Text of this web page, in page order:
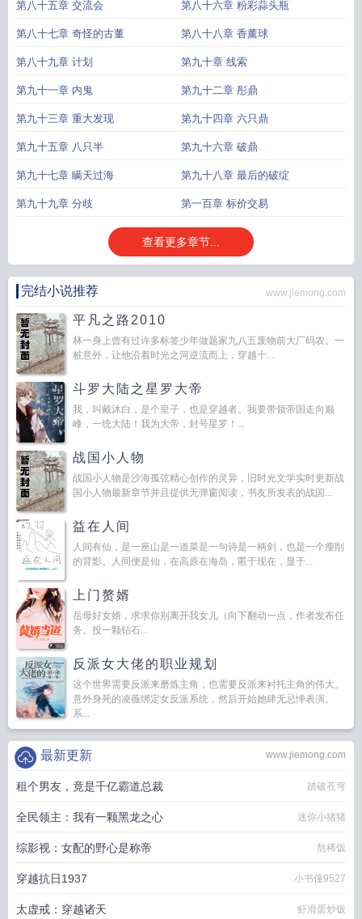
第八十五章 交流会 第八十六章 粉彩蒜头瓶
第八十七章 奇怪的古董 第八十八章 香薰球
第八十九章 计划 第九十章 线索
第九十一章 内鬼 第九十二章 彤鼎
第九十三章 重大发现 第九十四章 六只鼎
第九十五章 八只半 第九十六章 破鼎
第九十七章 瞒天过海 第九十八章 最后的破绽
第九十九章 分歧 第一百章 标价交易
查看更多章节...
完结小说推荐 www.jiemong.com
平凡之路2010
林一身上曾有过许多标签少年做题家九八五废物前大厂码农。一
桩意外，让他沿着时光之河逆流而上，穿越十...
斗罗大陆之星罗大帝
我，叫戴沐白，是个皇子，也是穿越者。我要带领帝国走向巅
峰，一统大陆！我为大帝，封号星罗！...
战国小人物
战国小人物是沙海孤弦精心创作的灵异，旧时光文学实时更新战
国小人物最新章节并且提供无弹窗阅读，书友所发表的战国...
益在人间
人间有仙，是一座山是一道菜是一句诗是一柄剑，也是一个瘦削
的背影。人间便是仙，在高原在海岛，匿于现在，显于...
上门赘婿
岳母好女婿，求求你别离开我女儿（向下翻动一点，作者发布任
务。投一颗钻石...
反派女大佬的职业规划
这个世界需要反派来磨炼主角，也需要反派来衬托主角的伟大。
意外身死的凌薇绑定女反派系统，然后开始她肆无忌惮表演。
系...
www.jiemong.com
最新更新
租个男友，竟是千亿霸道总裁 踏破苍穹
全民领主：我有一颗黑龙之心 迷你小猪猪
综影视：女配的野心是称帝 熬稀饭
穿越抗日1937 小书僮9527
太虚戒：穿越诸天 虾滑蛋炒饭